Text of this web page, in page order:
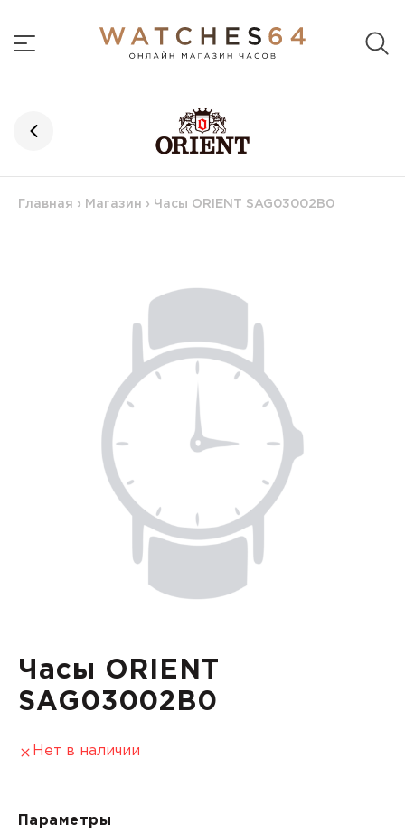
Главная › Магазин › Часы ORIENT SAG03002B0
Часы ORIENT
SAG03002B0
Нет в наличии
Параметры